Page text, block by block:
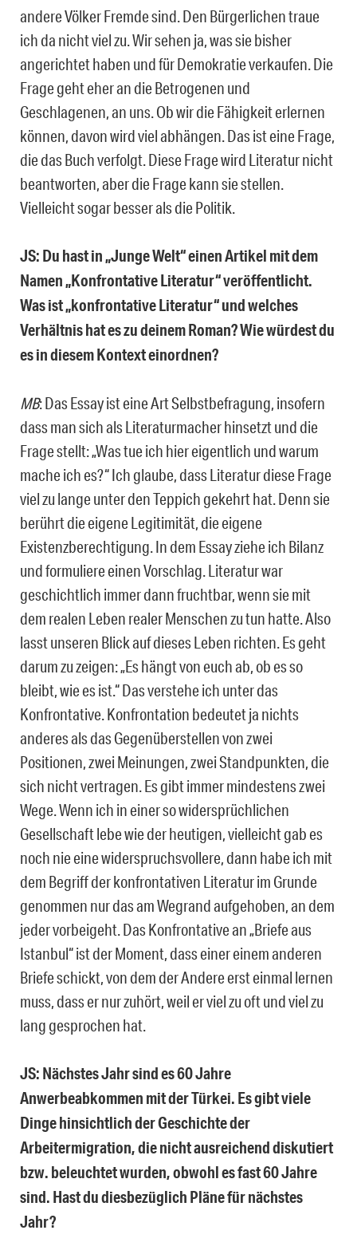
andere Völker Fremde sind. Den Bürgerlichen traue
ich da nicht viel zu. Wir sehen ja, was sie bisher
angerichtet haben und für Demokratie verkaufen. Die
Frage geht eher an die Betrogenen und
Geschlagenen, an uns. Ob wir die Fähigkeit erlernen
können, davon wird viel abhängen. Das ist eine Frage,
die das Buch verfolgt. Diese Frage wird Literatur nicht
beantworten, aber die Frage kann sie stellen.
Vielleicht sogar besser als die Politik.
JS: Du hast in „Junge Welt“ einen Artikel mit dem
Namen „Konfrontative Literatur“ veröffentlicht.
Was ist „konfrontative Literatur“ und welches
Verhältnis hat es zu deinem Roman? Wie würdest du
es in diesem Kontext einordnen?
MB: Das Essay ist eine Art Selbstbefragung, insofern
dass man sich als Literaturmacher hinsetzt und die
Frage stellt: „Was tue ich hier eigentlich und warum
mache ich es?“ Ich glaube, dass Literatur diese Frage
viel zu lange unter den Teppich gekehrt hat. Denn sie
berührt die eigene Legitimität, die eigene
Existenzberechtigung. In dem Essay ziehe ich Bilanz
und formuliere einen Vorschlag. Literatur war
geschichtlich immer dann fruchtbar, wenn sie mit
dem realen Leben realer Menschen zu tun hatte. Also
lasst unseren Blick auf dieses Leben richten. Es geht
darum zu zeigen: „Es hängt von euch ab, ob es so
bleibt, wie es ist.“ Das verstehe ich unter das
Konfrontative. Konfrontation bedeutet ja nichts
anderes als das Gegenüberstellen von zwei
Positionen, zwei Meinungen, zwei Standpunkten, die
sich nicht vertragen. Es gibt immer mindestens zwei
Wege. Wenn ich in einer so widersprüchlichen
Gesellschaft lebe wie der heutigen, vielleicht gab es
noch nie eine widerspruchsvollere, dann habe ich mit
dem Begriff der konfrontativen Literatur im Grunde
genommen nur das am Wegrand aufgehoben, an dem
jeder vorbeigeht. Das Konfrontative an „Briefe aus
Istanbul“ ist der Moment, dass einer einem anderen
Briefe schickt, von dem der Andere erst einmal lernen
muss, dass er nur zuhört, weil er viel zu oft und viel zu
lang gesprochen hat.
JS: Nächstes Jahr sind es 60 Jahre
Anwerbeabkommen mit der Türkei. Es gibt viele
Dinge hinsichtlich der Geschichte der
Arbeitermigration, die nicht ausreichend diskutiert
bzw. beleuchtet wurden, obwohl es fast 60 Jahre
sind. Hast du diesbezüglich Pläne für nächstes
Jahr?